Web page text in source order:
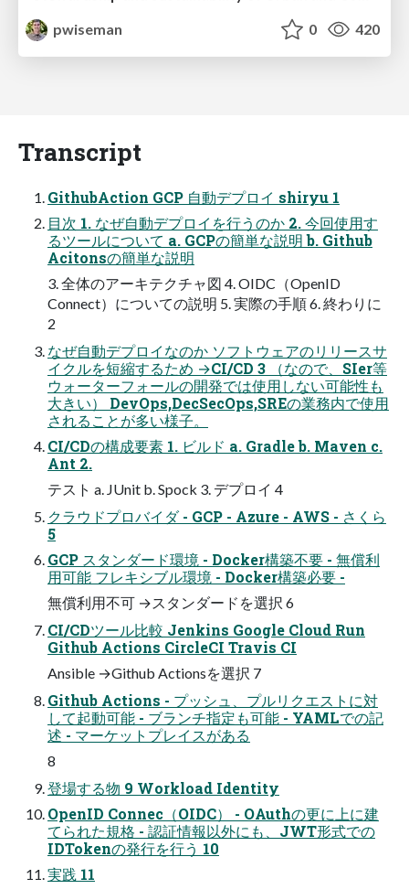
pwiseman
0 420
Transcript
GithubAction GCP 自動デプロイ shiryu 1
目次 1. なぜ自動デプロイを行うのか 2. 今回使用す
るツールについて a. GCPの簡単な説明 b. Github
Acitonsの簡単な説明
3. 全体のアーキテクチャ図 4. OIDC（OpenID
Connect）についての説明 5. 実際の手順 6. 終わりに
2
なぜ自動デプロイなのか ソフトウェアのリリースサ
イクルを短縮するため →CI/CD 3 （なので、SIer等
ウォーターフォールの開発では使用しない可能性も
大きい） DevOps,DecSecOps,SREの業務内で使用
されることが多い様子。
CI/CDの構成要素 1. ビルド a. Gradle b. Maven c.
Ant 2.
テスト a. JUnit b. Spock 3. デプロイ 4
クラウドプロバイダ - GCP - Azure - AWS - さくら
5
GCP スタンダード環境 - Docker構築不要 - 無償利
用可能 フレキシブル環境 - Docker構築必要 -
無償利用不可 →スタンダードを選択 6
CI/CDツール比較 Jenkins Google Cloud Run
Github Actions CircleCI Travis CI
Ansible →Github Actionsを選択 7
Github Actions - プッシュ、プルリクエストに対
して起動可能 - ブランチ指定も可能 - YAMLでの記
述 - マーケットプレイスがある
8
登場する物 9 Workload Identity
OpenID Connec（OIDC） - OAuthの更に上に建
てられた規格 - 認証情報以外にも、JWT形式での
IDTokenの発行を行う 10
実践 11